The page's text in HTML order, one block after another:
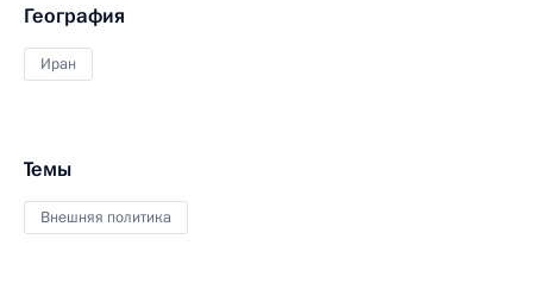
География
Иран
Темы
Внешняя политика